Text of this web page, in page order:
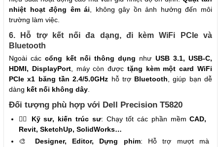
nhiệt hoạt động êm ái , không gây ồn ảnh hưởng đến môi
trường làm việc.
6. Hỗ trợ kết nối đa dạng, đi kèm WiFi PCIe và
Bluetooth
Ngoài cáccổng kết nối thông dụng như USB 3.1, USB-C,
HDMI, DisplayPort, máy còn được tặng kèm một card WiFi
PCIe x1 băng tần 2.4/5.0GHz hỗ trợ Bluetooth , giúp bạn dễ
dàng kết nối không dây
Đối tượng phù hợp với Dell Precision T5820
👷‍♂️ Kỹ sư, kiến trúc sư: Chạy tốt các phần mềmCAD,
Revit, SketchUp, SolidWorks…
🎨 Designer, Editor, Dựng phim: Hỗ trợ mượt mà